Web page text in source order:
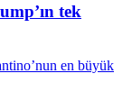
tek